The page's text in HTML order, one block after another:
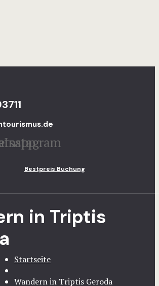
Instagram
Bestpreis Buchung
in Triptis
Startseite
Wandern in Triptis Geroda